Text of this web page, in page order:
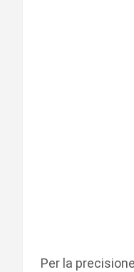
Per la